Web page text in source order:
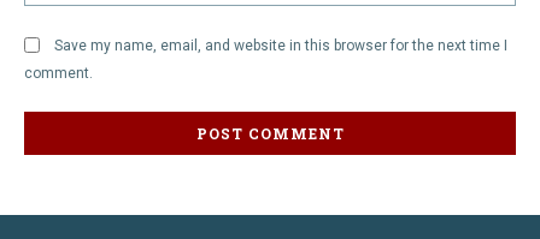
Save my name, email, and website in this browser for the next time I
comment.